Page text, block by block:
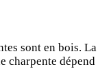
sont en bois. La
charpente dépend